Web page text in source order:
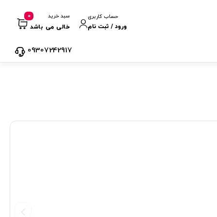
حساب کاربری
ورود / ثبت نام
سبد خرید
خالی می باشد
0
09307242917